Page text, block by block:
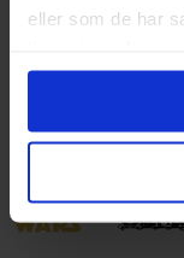
eller som de har
Avansert Format